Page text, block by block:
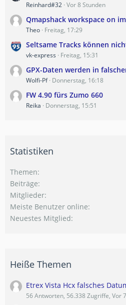
Reinhard#32 Vor 8 Stunden
Qmapshack workspace on
Theo Freitag, 17:29
Seltsame Tracks können
vk-express Freitag, 15:31
GPX-Daten werden in
Wolfi-Pf Donnerstag, 16:18
FW 4.90 fürs Zumo 660
Reika Donnerstag, 15:51
Statistiken
Themen
Beiträge
Mitglieder
Meiste Benutzer online
Neuestes Mitglied
Heiße Themen
Etrex Vista Hcx falsches
56 Antworten, 56.338 Zugriffe, Vor